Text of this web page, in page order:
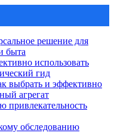
решение для
быта
использовать
гид
выбрать и эффективно
агрегат
привлекательность
обследованию